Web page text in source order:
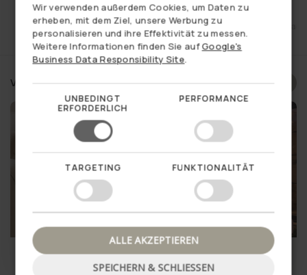
dekorativ macht.
Alles anzeigen:Blumen,Dekoration, Få på lager, Interieur,
Verschiedene Korkprodukte,Wohnraumgestaltung
Käuferschutz Versand nur 4,95€
Verwandte Produkte
Nachttisch - Cashmere mit
SUMMER SALE
Solar-Lichternetz mit 60
LEDs
Wir verwenden außerdem Cookies, um Daten zu
erheben, mit dem Ziel, unsere Werbung zu
personalisieren und ihre Effektivität zu messen.
Weitere Informationen finden Sie aufGoogle's
Business Data Responsibility Site.
UNBEDINGT
ERFORDERLICH
PERFORMANCE
TARGETING FUNKTIONALITÄT
SPEICHERN & SCHLIESSEN
ALLE AKZEPTIEREN
Möchten Sie einen geheimen
Rabatt auf Ihren ersten Einkauf?
Nein danke, schließe Popup